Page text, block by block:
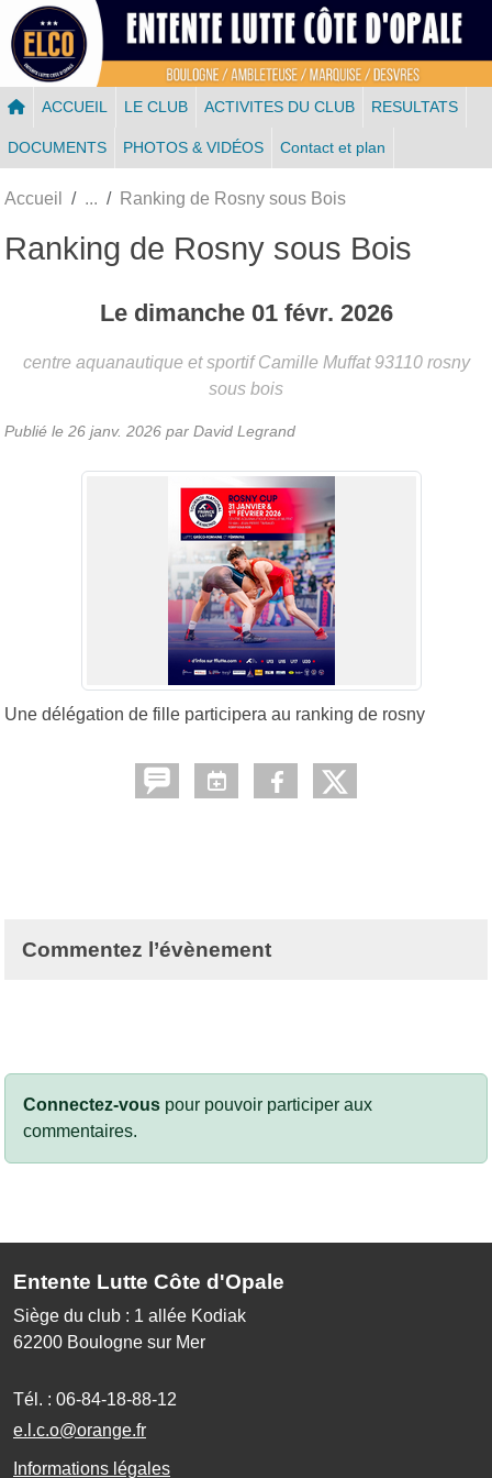
ACCUEIL LE CLUB ACTIVITES DU CLUB RESULTATS
DOCUMENTS PHOTOS & VIDÉOS Contact et plan
Accueil Ranking de Rosny sous Bois
Ranking de Rosny sous Bois
Le dimanche 01 févr. 2026
centre aquanautique et sportif Camille Muffat 93110 rosny
sous bois
Publié le 26 janv. 2026 par David Legrand
Une délégation de fille participera au ranking de rosny
Commentez l’évènement
Connectez-vous pour pouvoir participer aux
commentaires.
Entente Lutte Côte d'Opale
Siège du club : 1 allée Kodiak
62200 Boulogne sur Mer
Tél. : 06-84-18-88-12
e.l.c.o@orange.fr
Informations légales
Panneau de gestion des cookies